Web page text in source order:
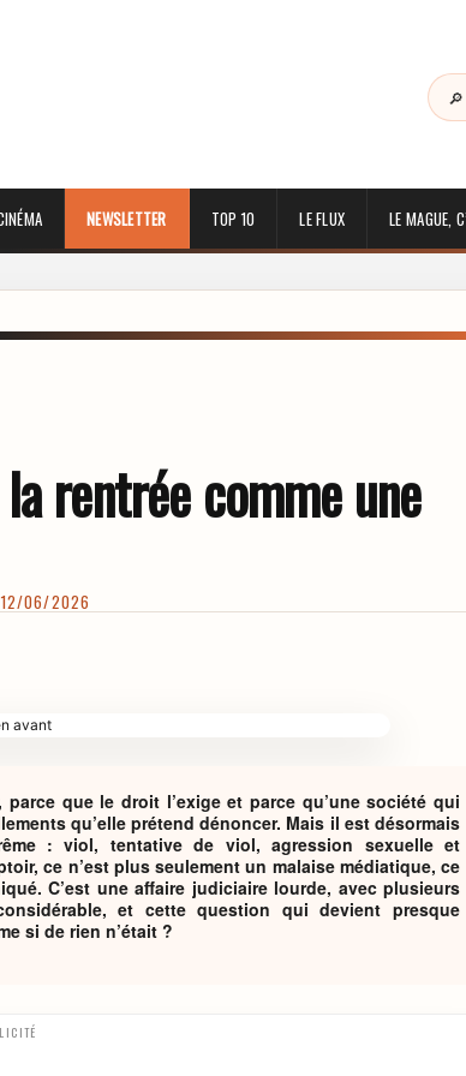
🔎
NEWSLETTER TOP 10 LE FLUX LE MAGUE,
rentrée comme une
12/06/2026
que le droit l’exige et parce qu’une société qui
qu’elle prétend dénoncer. Mais il est désormais
: viol, tentative de viol, agression sexuelle et
ce n’est plus seulement un malaise médiatique, ce
C’est une affaire judiciaire lourde, avec plusieurs
et cette question qui devient presque
si de rien n’était ?